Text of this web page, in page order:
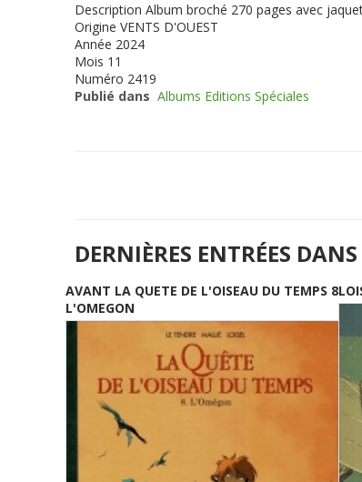
Description Album broché 270 pages avec
Origine VENTS D'OUEST
Année 2024
Mois 11
Numéro 2419
Publié dans Albums Editions Spéciales
DERNIÈRES ENTRÉES
AVANT LA QUETE DE L'OISEAU DU TEMPS 8
L'OMEGON